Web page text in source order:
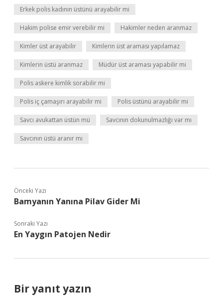
Erkek polis kadının üstünü arayabilir mi
Hakim polise emir verebilir mi Hakimler neden aranmaz
Kimler üst arayabilir Kimlerin üst araması yapılamaz
Kimlerin üstü aranmaz Müdür üst araması yapabilir mi
Polis askere kimlik sorabilir mi
Polis iç çamaşırı arayabilir mi Polis üstünü arayabilir mi
Savcı avukattan üstün mü Savcının dokunulmazlığı var mı
Savcının üstü aranır mı
Önceki Yazı
Bamyanın Yanına Pilav Gider Mi
Sonraki Yazı
En Yaygın Patojen Nedir
Bir yanıt yazın